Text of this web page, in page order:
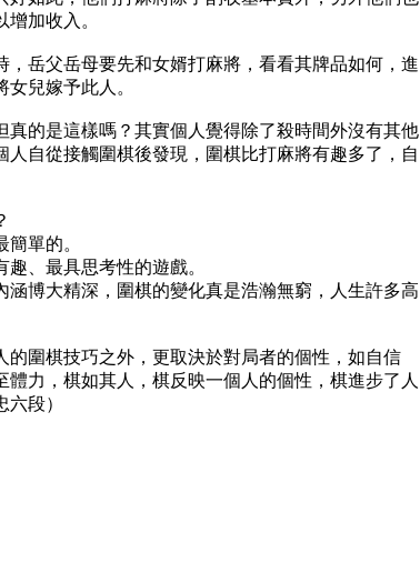
加收入。
岳父岳母要先和女婿打麻將，看看其牌品如何，進
兒嫁予此人。
的是這樣嗎？其實個人覺得除了殺時間外沒有其他
人自從接觸圍棋後發現，圍棋比打麻將有趣多了，自
單的。
、最具思考性的遊戲。
涵博大精深，圍棋的變化真是浩瀚無窮，人生許多高
圍棋技巧之外，更取決於對局者的個性，如自信
體力，棋如其人，棋反映一個人的個性，棋進步了人
段）